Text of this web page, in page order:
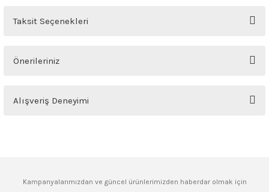
Ürün hakkında henüz soru sorulmamış.
Taksit Seçenekleri
Önerileriniz
Bu ürünün fiyat bilgisi, resim, ürün açıklamalarında ve diğer konularda
yetersiz gördüğünüz noktaları öneri formunu kullanarak tarafımıza
Alışveriş Deneyimi
Kampanyalarımızdan ve güncel ürünlerimizden haberdar olmak için